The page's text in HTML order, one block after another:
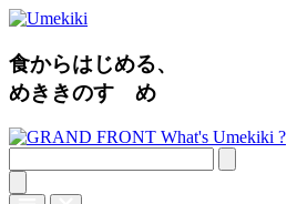
食からはじめる、
めききのすゝめ
What's Umekiki ?